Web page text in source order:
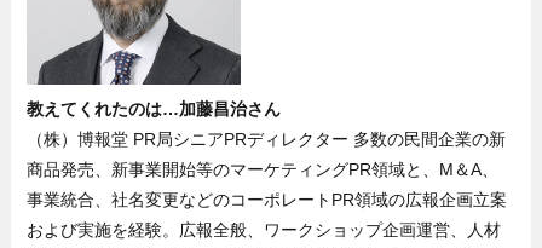
教えてくれたのは…加藤昌治さん
（株）博報堂 PR局シニアPRディレクター 多数の民間企業の新
商品発売、新事業開始等のマーケティングPR領域と、M＆A、
事業統合、社名変更などのコーポレートPR領域の広報企画立案
および実施を経験。広報全般、ワークショップ企画運営、人材